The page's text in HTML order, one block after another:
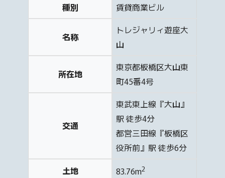
種別
賃貸商業ビル
名称
トレジャリィ遊座大
山
所在地
東京都板橋区大山東
町45番4号
交通
東武東上線『大山』
駅 徒歩4分
都営三田線『板橋区
役所前』駅 徒歩6分
土地
83.76m2